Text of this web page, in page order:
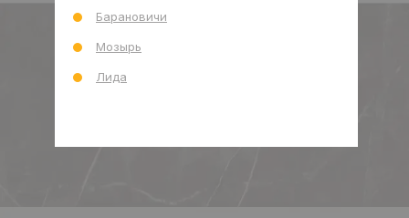
Барановичи
Мозырь
Лида